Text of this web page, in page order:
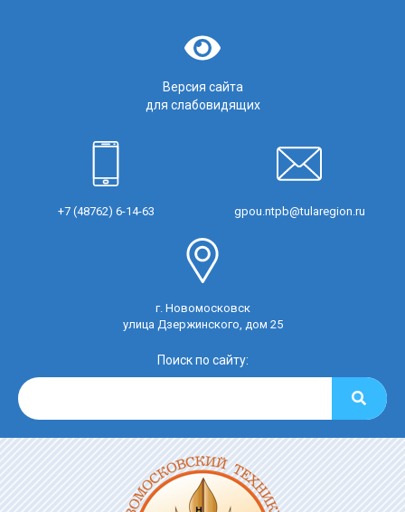
Версия сайта
для слабовидящих
+7 (48762) 6-14-63 gpou.ntpb@tularegion.ru
г. Новомосковск
улица Дзержинского, дом 25
Поиск по сайту: